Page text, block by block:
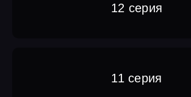
12 серия
11 серия